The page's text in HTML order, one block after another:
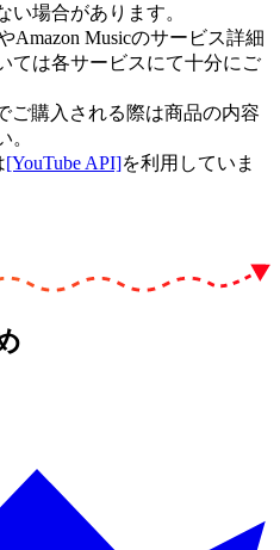
い場合があります。
Amazon Musicのサービス詳細
ては各サービスにて十分にご
ご購入される際は商品の内容
。
[YouTube API]を利用していま